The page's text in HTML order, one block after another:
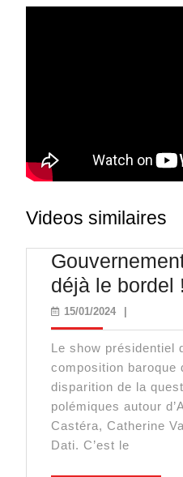
Videos similaires
déjà le bordel !
15/01/202415/01/2024
Le show présidentiel
composition baroque
disparition de la
polémiques autour
Castéra, Catherine
Dati. C’est le